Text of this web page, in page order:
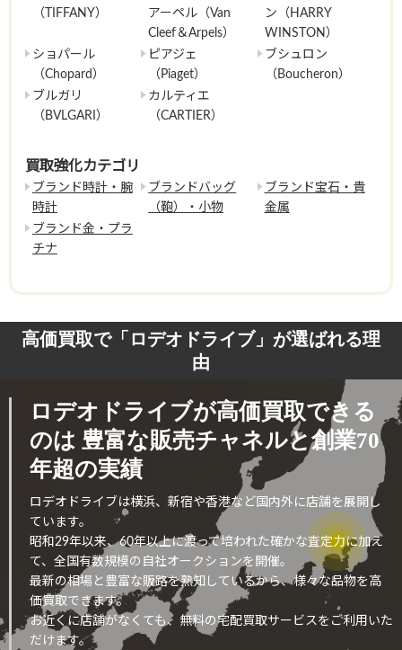
（TIFFANY）
アーペル（Van
Cleef＆Arpels）
ン（HARRY
WINSTON）
ショパール
（Chopard）
ピアジェ
（Piaget）
ブシュロン
（Boucheron）
ブルガリ
（BVLGARI）
カルティエ
（CARTIER）
買取強化カテゴリ
ブランド時計・腕
時計
ブランドバッグ
（鞄）・小物
ブランド宝石・貴
金属
ブランド金・プラ
チナ
高価買取で「ロデオドライブ」が選ばれる理
由
ロデオドライブが高価買取できる
のは 豊富な販売チャネルと創業70
年超の実績
ロデオドライブは横浜、新宿や香港など国内外に店舗を展開し
ています。
昭和29年以来、60年以上に渡って培われた確かな査定力に加え
て、全国有数規模の自社オークションを開催。
最新の相場と豊富な販路を熟知しているから、様々な品物を高
価買取できます。
お近くに店舗がなくても、無料の宅配買取サービスをご利用いた
だけます。